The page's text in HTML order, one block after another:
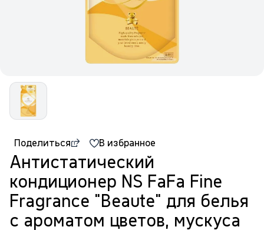
Поделиться В избранное
Антистатический
кондиционер NS FaFa Fine
Fragrance "Beaute" для белья
с ароматом цветов, мускуса